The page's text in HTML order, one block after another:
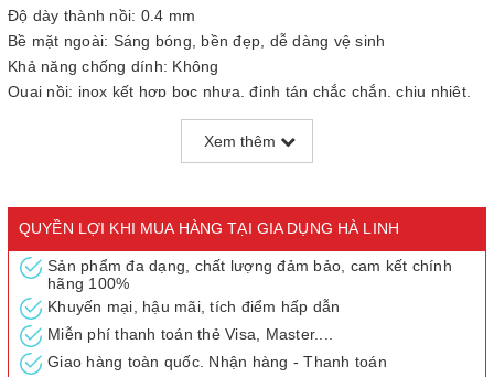
Độ dày thành nồi: 0.4 mm
Bề mặt ngoài: Sáng bóng, bền đẹp, dễ dàng vệ sinh
Khả năng chống dính: Không
Quai nồi: inox kết hợp bọc nhựa, đinh tán chắc chắn, chịu nhiệt,
Núm cầm: Nhựa, bắt vít chắc chắn, cách nhiệt
Vung nồi: inox, không han gỉ, bền đẹp
Đặc điểm khác: Truyền nhiệt nhanh, tỏa nhiệt đều, giữ nhiệt tốt
Thương hiệu: SUNHOUSE
Xuất xứ: Việt Nam
Bộ nồi inox 3 đáy SUNHOUSE SH333là một trong những sản
phẩm chất lượng từ SUNHOUSE.
Xem thêm
QUYỀN LỢI KHI MUA HÀNG TẠI GIA DỤNG HÀ LINH
Sản phẩm đa dạng, chất lượng đảm bảo, cam kết chính
hãng 100%
Khuyến mại, hậu mãi, tích điểm hấp dẫn
Miễn phí thanh toán thẻ Visa, Master....
Giao hàng toàn quốc. Nhận hàng - Thanh toán